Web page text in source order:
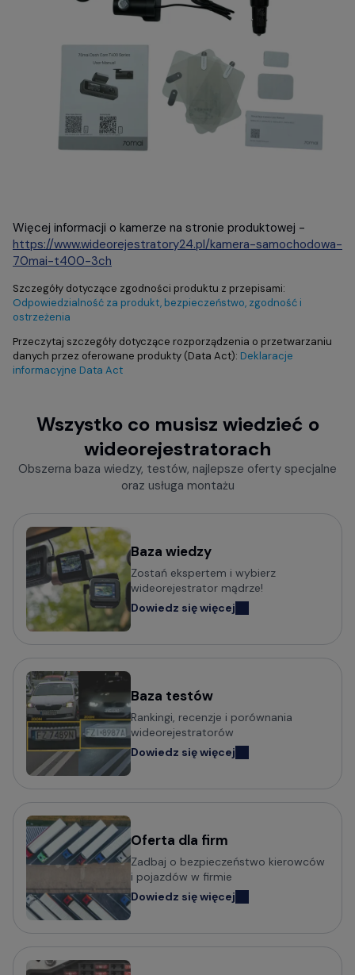
Więcej informacji o kamerze na stronie produktowej -
https://www.wideorejestratory24.pl/kamera-samochodowa-
70mai-t400-3ch
Szczegóły dotyczące zgodności produktu z przepisami:
Odpowiedzialność za produkt, bezpieczeństwo, zgodność i
ostrzeżenia
Przeczytaj szczegóły dotyczące rozporządzenia o przetwarzaniu
danych przez oferowane produkty (Data Act): Deklaracje
informacyjne Data Act
Wszystko co musisz wiedzieć o
wideorejestratorach
Obszerna baza wiedzy, testów, najlepsze oferty specjalne
oraz usługa montażu
Baza wiedzy
Zostań ekspertem i wybierz
wideorejestrator mądrze!
Dowiedz się więcej
Baza testów
Rankingi, recenzje i porównania
wideorejestratorów
Dowiedz się więcej
Oferta dla firm
Zadbaj o bezpieczeństwo kierowców
i pojazdów w firmie
Dowiedz się więcej